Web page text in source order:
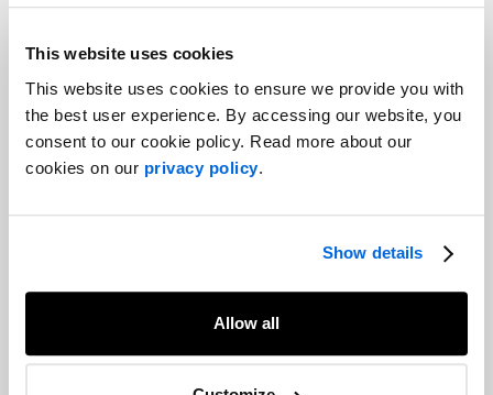
This website uses cookies
This website uses cookies to ensure we provide you with
the best user experience. By accessing our website, you
consent to our cookie policy. Read more about our
cookies on our privacy policy.
Show details
Allow all
Comment assurer l’acceptabilité sociale
des chantiers routiers?
Acceptabilité sociale et relations avec les
communautés |
Transport
sociale ?
Gestion de crises et d'enjeux |
Acceptabilité sociale et relations avec les
Ce que les gazouillis des Canadiens
nous apprennent sur leur perception de